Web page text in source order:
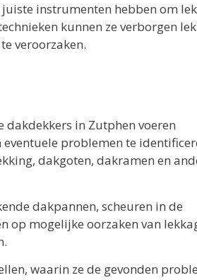
instrumenten hebben om
kunnen ze verborgen
veroorzaken.
dakdekkers in Zutphen voeren
problemen te
dakgoten, dakramen en
dakpannen, scheuren in de
op mogelijke oorzaken van
waarin ze de gevonden